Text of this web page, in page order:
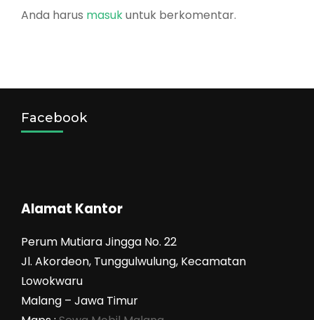
Anda harus masukuntuk berkomentar.
Facebook
Alamat Kantor
Perum Mutiara Jingga No. 22
Jl. Akordeon, Tunggulwulung, Kecamatan
Lowokwaru
Malang – Jawa Timur